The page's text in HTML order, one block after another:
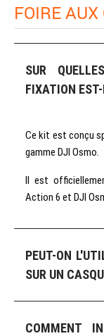
FOIRE
SUR
FIXATION
Ce kit est conçu
gamme DJI Osmo.
Il est
Action 6 et DJI
PEUT-ON
SUR UN
COMMENT